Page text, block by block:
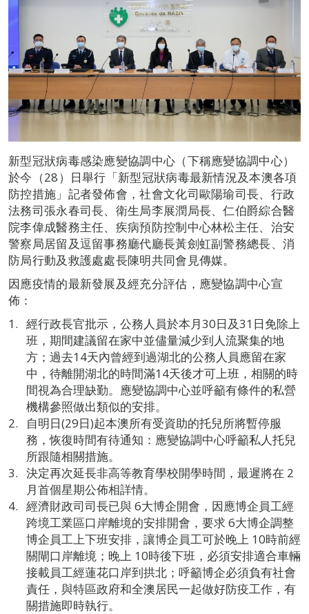
新型冠狀病毒感染應變協調中心（下稱應變協調中心）
於今（28）日舉行「新型冠狀病毒最新情況及本澳各項
防控措施」記者發佈會，社會文化司歐陽瑜司長、行政
法務司張永春司長、衛生局李展潤局長、仁伯爵綜合醫
院李偉成醫務主任、疾病預防控制中心林松主任、治安
警察局居留及逗留事務廳代廳長黃劍虹副警務總長、消
防局行動及救護處處長陳明共同會見傳媒。
因應疫情的最新發展及經充分評估，應變協調中心宣
佈：
經行政長官批示，公務人員於本月30日及31日免除上
班，期間建議留在家中並儘量減少到人流聚集的地
方；過去14天內曾經到過湖北的公務人員應留在家
中，待離開湖北的時間滿14天後才可上班，相關的時
間視為合理缺勤。應變協調中心並呼籲有條件的私營
機構參照做出類似的安排。
自明日(29日)起本澳所有受資助的托兒所將暫停服
務，恢復時間有待通知：應變協調中心呼籲私人托兒
所跟隨相關措施。
決定再次延長非高等教育學校開學時間，最遲將在 2
月首個星期公佈相詳情。
經濟財政司司長已與 6大博企開會，因應博企員工經
跨境工業區口岸離境的安排開會，要求 6大博企調整
博企員工上下班安排，讓博企員工可於晚上 10時前經
關閘口岸離境；晚上 10時後下班，必須安排適合車輛
接載員工經蓮花口岸到拱北；呼籲博企必須負有社會
責任，與特區政府和全澳居民一起做好防疫工作，有
關措施即時執行。